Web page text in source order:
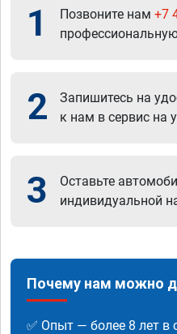
1 Позвоните нам +7
2
Запишитесь на
к нам в сервис на
3
Оставьте
индивидуальной
Почему нам можно
✅ Опыт — более 8 лет в